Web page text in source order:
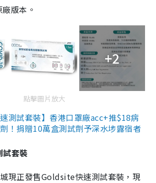
版本。
+2
點擊圖片放大
測試套裝】香港口罩廠acc+推$18病
！捐贈10萬盒測試劑予深水埗露宿者
套裝
現正發售Goldsite快速測試套裝，現